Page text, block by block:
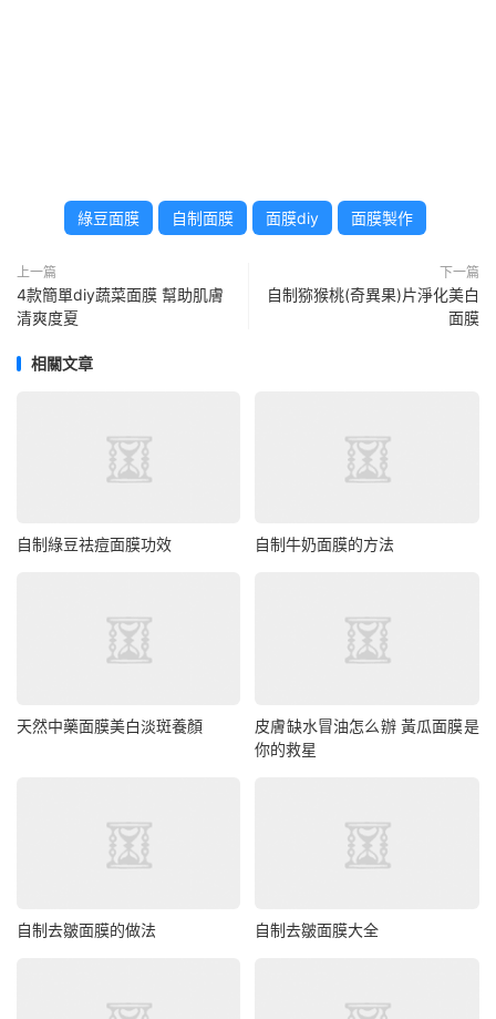
綠豆面膜 自制面膜 面膜diy 面膜製作
上一篇
4款簡單diy蔬菜面膜 幫助肌膚
清爽度夏
下一篇
自制猕猴桃(奇異果)片淨化美白
面膜
相關文章
自制綠豆祛痘面膜功效 自制牛奶面膜的方法
天然中藥面膜美白淡斑養顏
皮膚缺水冒油怎么辦 黃瓜面膜是
你的救星
自制去皺面膜的做法 自制去皺面膜大全